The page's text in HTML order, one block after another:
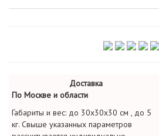
Доставка
По Москве и области
Габариты и вес: до 30х30х30 см , до 5
кг. Свыше указанных параметров